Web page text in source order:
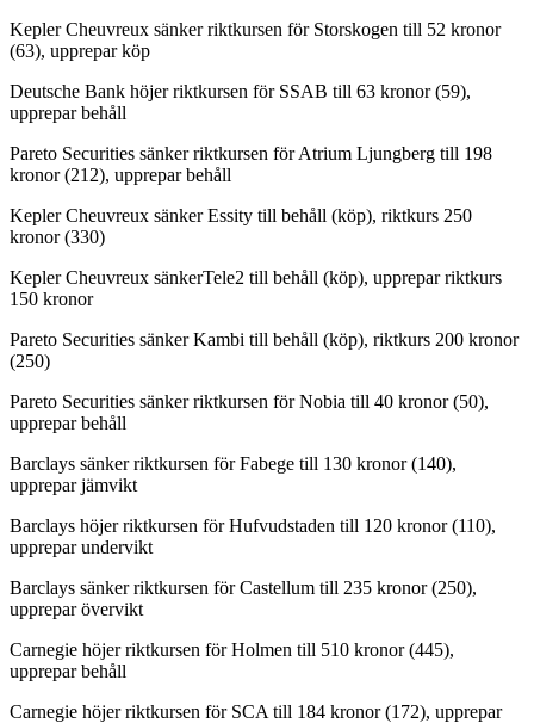
Kepler Cheuvreux sänker riktkursen för Storskogen till 52 kronor
(63), upprepar köp
Deutsche Bank höjer riktkursen för SSAB till 63 kronor (59),
upprepar behåll
Pareto Securities sänker riktkursen för Atrium Ljungberg till 198
kronor (212), upprepar behåll
Kepler Cheuvreux sänker Essity till behåll (köp), riktkurs 250
kronor (330)
Kepler Cheuvreux sänkerTele2 till behåll (köp), upprepar riktkurs
150 kronor
Pareto Securities sänker Kambi till behåll (köp), riktkurs 200 kronor
(250)
Pareto Securities sänker riktkursen för Nobia till 40 kronor (50),
upprepar behåll
Barclays sänker riktkursen för Fabege till 130 kronor (140),
upprepar jämvikt
Barclays höjer riktkursen för Hufvudstaden till 120 kronor (110),
upprepar undervikt
Barclays sänker riktkursen för Castellum till 235 kronor (250),
upprepar övervikt
Carnegie höjer riktkursen för Holmen till 510 kronor (445),
upprepar behåll
Carnegie höjer riktkursen för SCA till 184 kronor (172), upprepar